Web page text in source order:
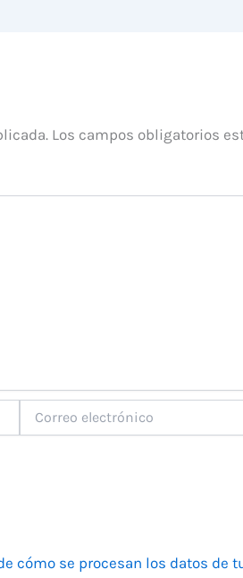
Los campos obligatorios
electrónico
cómo se procesan los datos de